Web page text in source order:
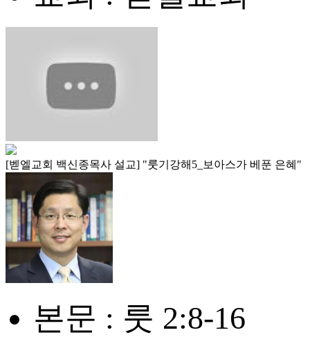
[벧엘교회 백신종목사 설교] "룻기강해5_보아스가 베푼 은혜"
본문 : 룻 2:8-16